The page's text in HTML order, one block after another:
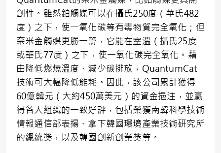
創性。雖然鉑觸媒可以在攝氏250度（華氏482
度）之下，使一氧化碳等有毒物質完全氧化；但
奈米金觸媒更勝一籌，它能在室溫（攝氏25度
或華氏77度）之下，使一氧化碳完全氧化。藉
由降低燃燒溫度、減少碳排放，QuantumCat
技術可大幅降低能耗。因此，該公司累計獲得
60億韓元（大約450萬美元）的資金挹注，並贏
得各大組織的一致好評，包括榮獲南韓科學技術
情報通信部表揚、拿下韓國環境產業技術研究所
的總統獎，以及韓國創新創業獎等。